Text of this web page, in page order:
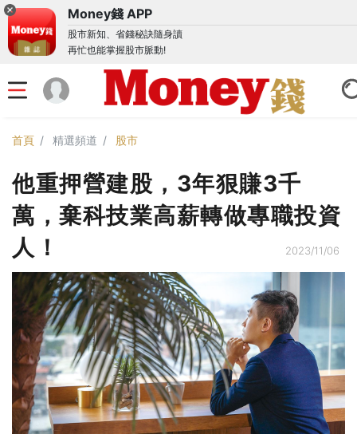
Money錢 APP
股市新知、省錢秘訣隨身讀
再忙也能掌握股市脈動!
首頁 精選頻道 股市
他重押營建股，3年狠賺3千
萬，棄科技業高薪轉做專職投資
人！
2023/11/06